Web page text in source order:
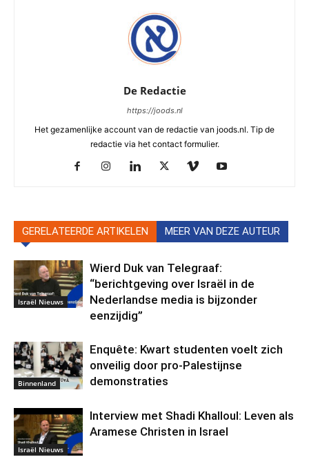
De Redactie
https://joods.nl
Het gezamenlijke account van de redactie van joods.nl. Tip de
redactie via het contact formulier.
GERELATEERDE ARTIKELEN MEER VAN DEZE AUTEUR
Israël Nieuws
Wierd Duk van Telegraaf:
“berichtgeving over Israël in de
Nederlandse media is bijzonder
eenzijdig”
Binnenland
Enquête: Kwart studenten voelt zich
onveilig door pro-Palestijnse
demonstraties
Israël Nieuws
Interview met Shadi Khalloul: Leven als
Aramese Christen in Israel